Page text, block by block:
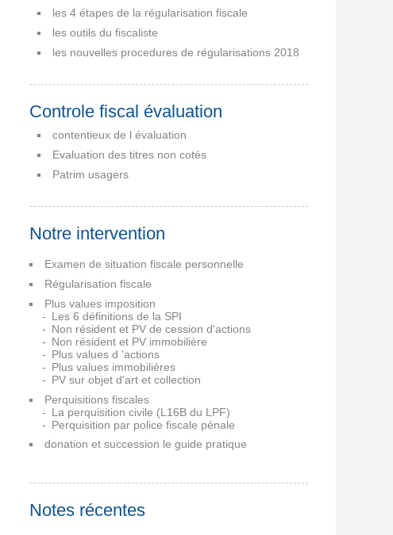
les 4 étapes de la régularisation fiscale
les outils du fiscaliste
les nouvelles procedures de régularisations 2018
Controle fiscal évaluation
contentieux de l évaluation
Evaluation des titres non cotés
Patrim usagers
Notre intervention
Examen de situation fiscale personnelle
Régularisation fiscale
Plus values imposition
Les 6 définitions de la SPI
Non résident et PV de cession d'actions
Non résident et PV immobilière
Plus values d 'actions
Plus values immobilières
PV sur objet d'art et collection
Perquisitions fiscales
La perquisition civile (L16B du LPF)
Perquisition par police fiscale pénale
donation et succession le guide pratique
Notes récentes